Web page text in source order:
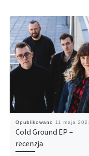
Opublikowano 11 maja
Cold Ground EP –
recenzja